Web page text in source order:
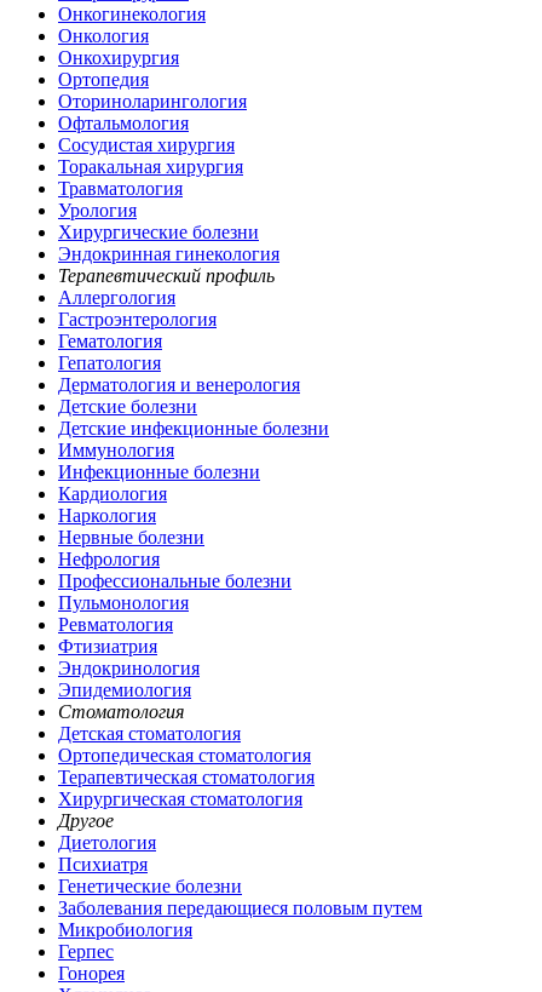
Онкогинекология
Онкология
Онкохирургия
Ортопедия
Оториноларингология
Офтальмология
Сосудистая хирургия
Торакальная хирургия
Травматология
Урология
Хирургические болезни
Эндокринная гинекология
Терапевтический профиль
Аллергология
Гастроэнтерология
Гематология
Гепатология
Дерматология и венерология
Детские болезни
Детские инфекционные болезни
Иммунология
Инфекционные болезни
Кардиология
Наркология
Нервные болезни
Нефрология
Профессиональные болезни
Пульмонология
Ревматология
Фтизиатрия
Эндокринология
Эпидемиология
Стоматология
Детская стоматология
Ортопедическая стоматология
Терапевтическая стоматология
Хирургическая стоматология
Другое
Диетология
Психиатря
Генетические болезни
Заболевания передающиеся половым путем
Микробиология
Герпес
Гонорея